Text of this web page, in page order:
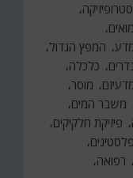
המפץ הגדול
כלכלה
מוסר
משבר המים
פיזיקת חלקיקים
פלסטינים
רפואה